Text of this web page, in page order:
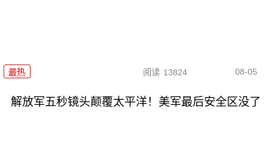
最热 阅读 13824 08-05
解放军五秒镜头颠覆太平洋！美军最后安全区没了